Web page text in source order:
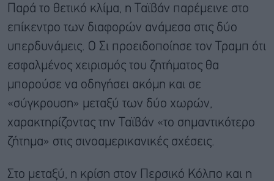
Παρά το θετικό κλίμα, η Ταϊβάν παρέμεινε στο
επίκεντρο των διαφορών ανάμεσα στις δύο
υπερδυνάμεις. Ο Σι προειδοποίησε τον Τραμπ ότι
εσφαλμένος χειρισμός του ζητήματος θα
μπορούσε να οδηγήσει ακόμη και σε
«σύγκρουση» μεταξύ των δύο χωρών,
χαρακτηρίζοντας την Ταϊβάν «το σημαντικότερο
ζήτημα» στις σινοαμερικανικές σχέσεις.
Στο μεταξύ, η κρίση στον Περσικό Κόλπο και η